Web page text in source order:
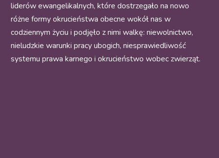
liderów ewangelikalnych, które dostrzegało na nowo
różne formy okrucieństwa obecne wokół nas w
codziennym życiu i podjęło z nimi walkę: niewolnictwo,
nieludzkie warunki pracy ubogich, niesprawiedliwość
systemu prawa karnego i okrucieństwo wobec zwierząt.